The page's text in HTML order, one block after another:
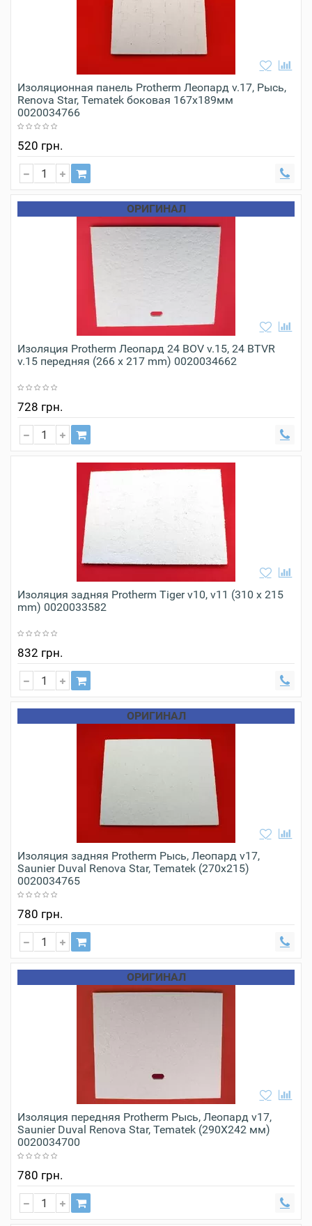
Изоляционная панель Protherm Леопард v.17, Рысь,
Renova Star, Tematek боковая 167х189мм
0020034766
520 грн.
ОРИГИНАЛ
Изоляция Protherm Леопард 24 BOV v.15, 24 BTVR
v.15 передняя (266 x 217 mm) 0020034662
728 грн.
Изоляция задняя Protherm Tiger v10, v11 (310 x 215
mm) 0020033582
832 грн.
ОРИГИНАЛ
Изоляция задняя Protherm Рысь, Леопард v17,
Saunier Duval Renova Star, Tematek (270x215)
0020034765
780 грн.
ОРИГИНАЛ
Изоляция передняя Protherm Рысь, Леопард v17,
Saunier Duval Renova Star, Tematek (290Х242 мм)
0020034700
780 грн.